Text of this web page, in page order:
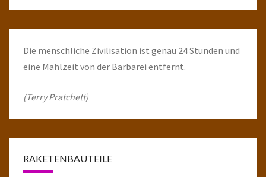
Die menschliche Zivilisation ist genau 24 Stunden und
eine Mahlzeit von der Barbarei entfernt.
(Terry Pratchett)
RAKETENBAUTEILE